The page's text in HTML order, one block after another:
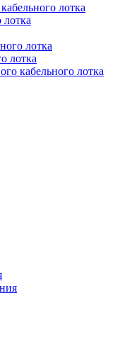
лотка
лотка
лотка
кабельного лотка